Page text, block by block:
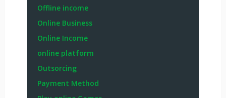
Offline income
Online Business
Online Income
online platform
Outsorcing
Payment Method